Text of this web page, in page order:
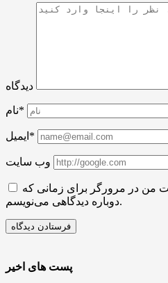
دیدگاه
نام*
ایمیل*
وب سایت
من در مرورگر برای زمانی که
دوباره دیدگاهی می‌نویسم.
پست های اخیر